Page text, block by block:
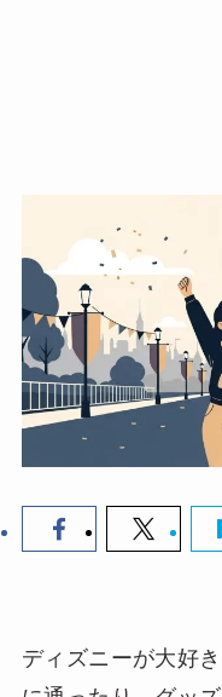
ディズニーが大好